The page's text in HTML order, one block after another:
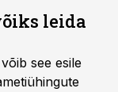
leida
see esile